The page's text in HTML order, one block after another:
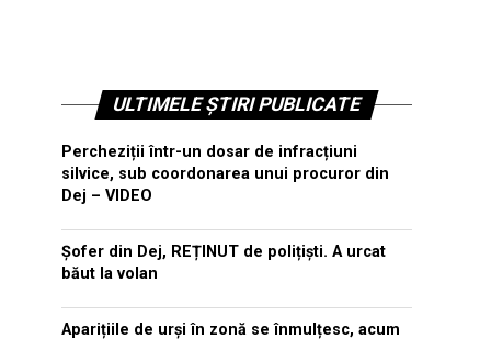
ULTIMELE ȘTIRI PUBLICATE
Percheziții într-un dosar de infracțiuni
silvice, sub coordonarea unui procuror din
Dej – VIDEO
Șofer din Dej, REȚINUT de polițiști. A urcat
băut la volan
Aparițiile de urși în zonă se înmulțesc, acum